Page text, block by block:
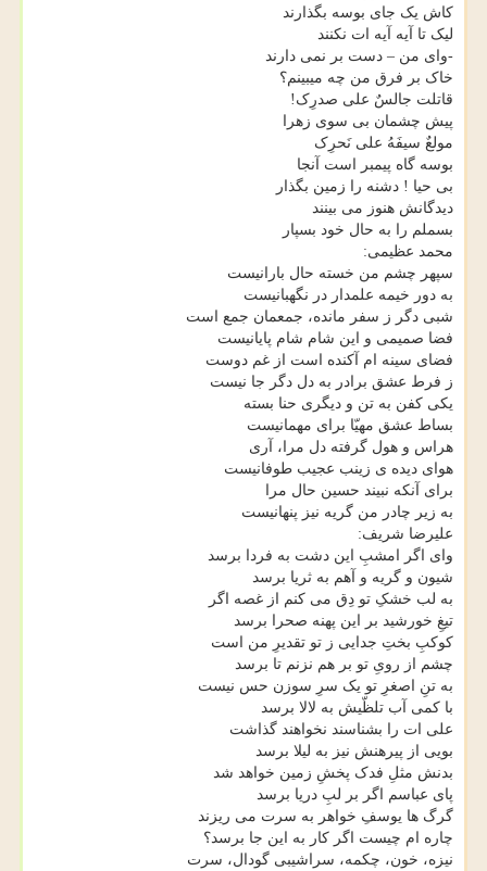
کاش یک جای بوسه بگذارند
لیک تا آیه آیه ات نکنند
-وای من – دست بر نمی دارند
خاک بر فرق من چه میبینم؟
قاتلت جالسٌ علی صدرِک!
پیش چشمان بی سوی زهرا
مولعٌ سیفَهُ علی نَحرِک
بوسه گاه پیمبر است آنجا
بی حیا ! دشنه را زمین بگذار
دیدگانش هنوز می بینند
بسملم را به حال خود بسپار
محمد عظیمی:
سپهر چشم من خسته حال بارانیست
به دور خیمه علمدار در نگهبانیست
شبی دگر ز سفر مانده، جمعمان جمع است
فضا صمیمی و این شام شام پایانیست
فضای سینه ام آکنده است از غم دوست
ز فرط عشق برادر به دل دگر جا نیست
یکی کفن به تن و دیگری حنا بسته
بساط عشق مهیّا برای مهمانیست
هراس و هول گرفته دل مرا، آری
هوای دیده ی زینب عجیب طوفانیست
برای آنکه نبیند حسین حال مرا
به زیر چادر من گریه نیز پنهانیست
علیرضا شریف:
وای اگر امشبِ این دشت به فردا برسد
شیون و گریه و آهم به ثریا برسد
به لب خشکِ تو دِق می کنم از غصه اگر
تیغِ خورشید بر این پهنه صحرا برسد
کوکبِ بختِ جدایی ز تو تقدیرِ من است
چشم از رویِ تو بر هم نزنم تا برسد
به تنِ اصغرِ تو یک سرِ سوزن حس نیست
با کمی آب تلظّیش به لالا برسد
علی ات را بشناسند نخواهند گذاشت
بویی از پیرهنش نیز به لیلا برسد
بدنش مثلِ فدک پخشِ زمین خواهد شد
پای عباسم اگر بر لبِ دریا برسد
گرگ ها یوسفِ خواهر به سرت می ریزند
چاره ام چیست اگر کار به این جا برسد؟
نیزه، خون، چکمه، سراشیبی گودال، سرت